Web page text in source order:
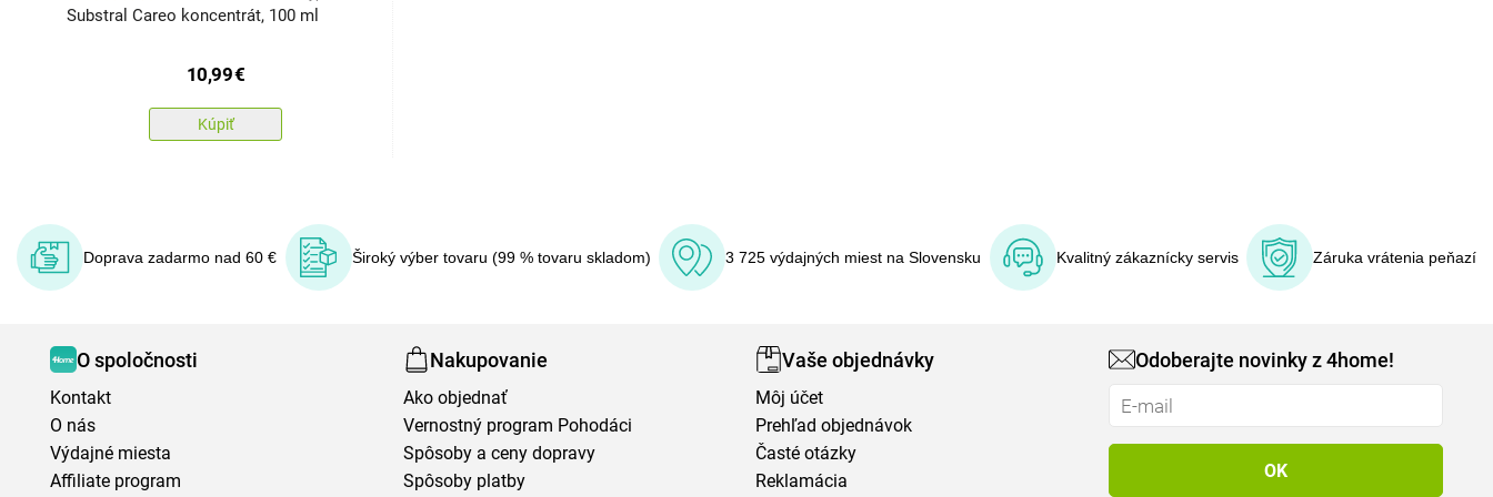
Substral Careo koncentrát, 100 ml
10,99€
Kúpiť
Doprava zadarmo nad 60 € Široký výber tovaru (99 % tovaru skladom) 3 725 výdajných miest na Slovensku Kvalitný zákaznícky servis Záruka vrátenia peňazí
O spoločnosti
Kontakt
O nás
Výdajné miesta
Affiliate program
Nakupovanie
Ako objednať
Vernostný program Pohodáci
Spôsoby a ceny dopravy
Spôsoby platby
Vaše objednávky
Môj účet
Prehľad objednávok
Časté otázky
Reklamácia
Odoberajte novinky z 4home!